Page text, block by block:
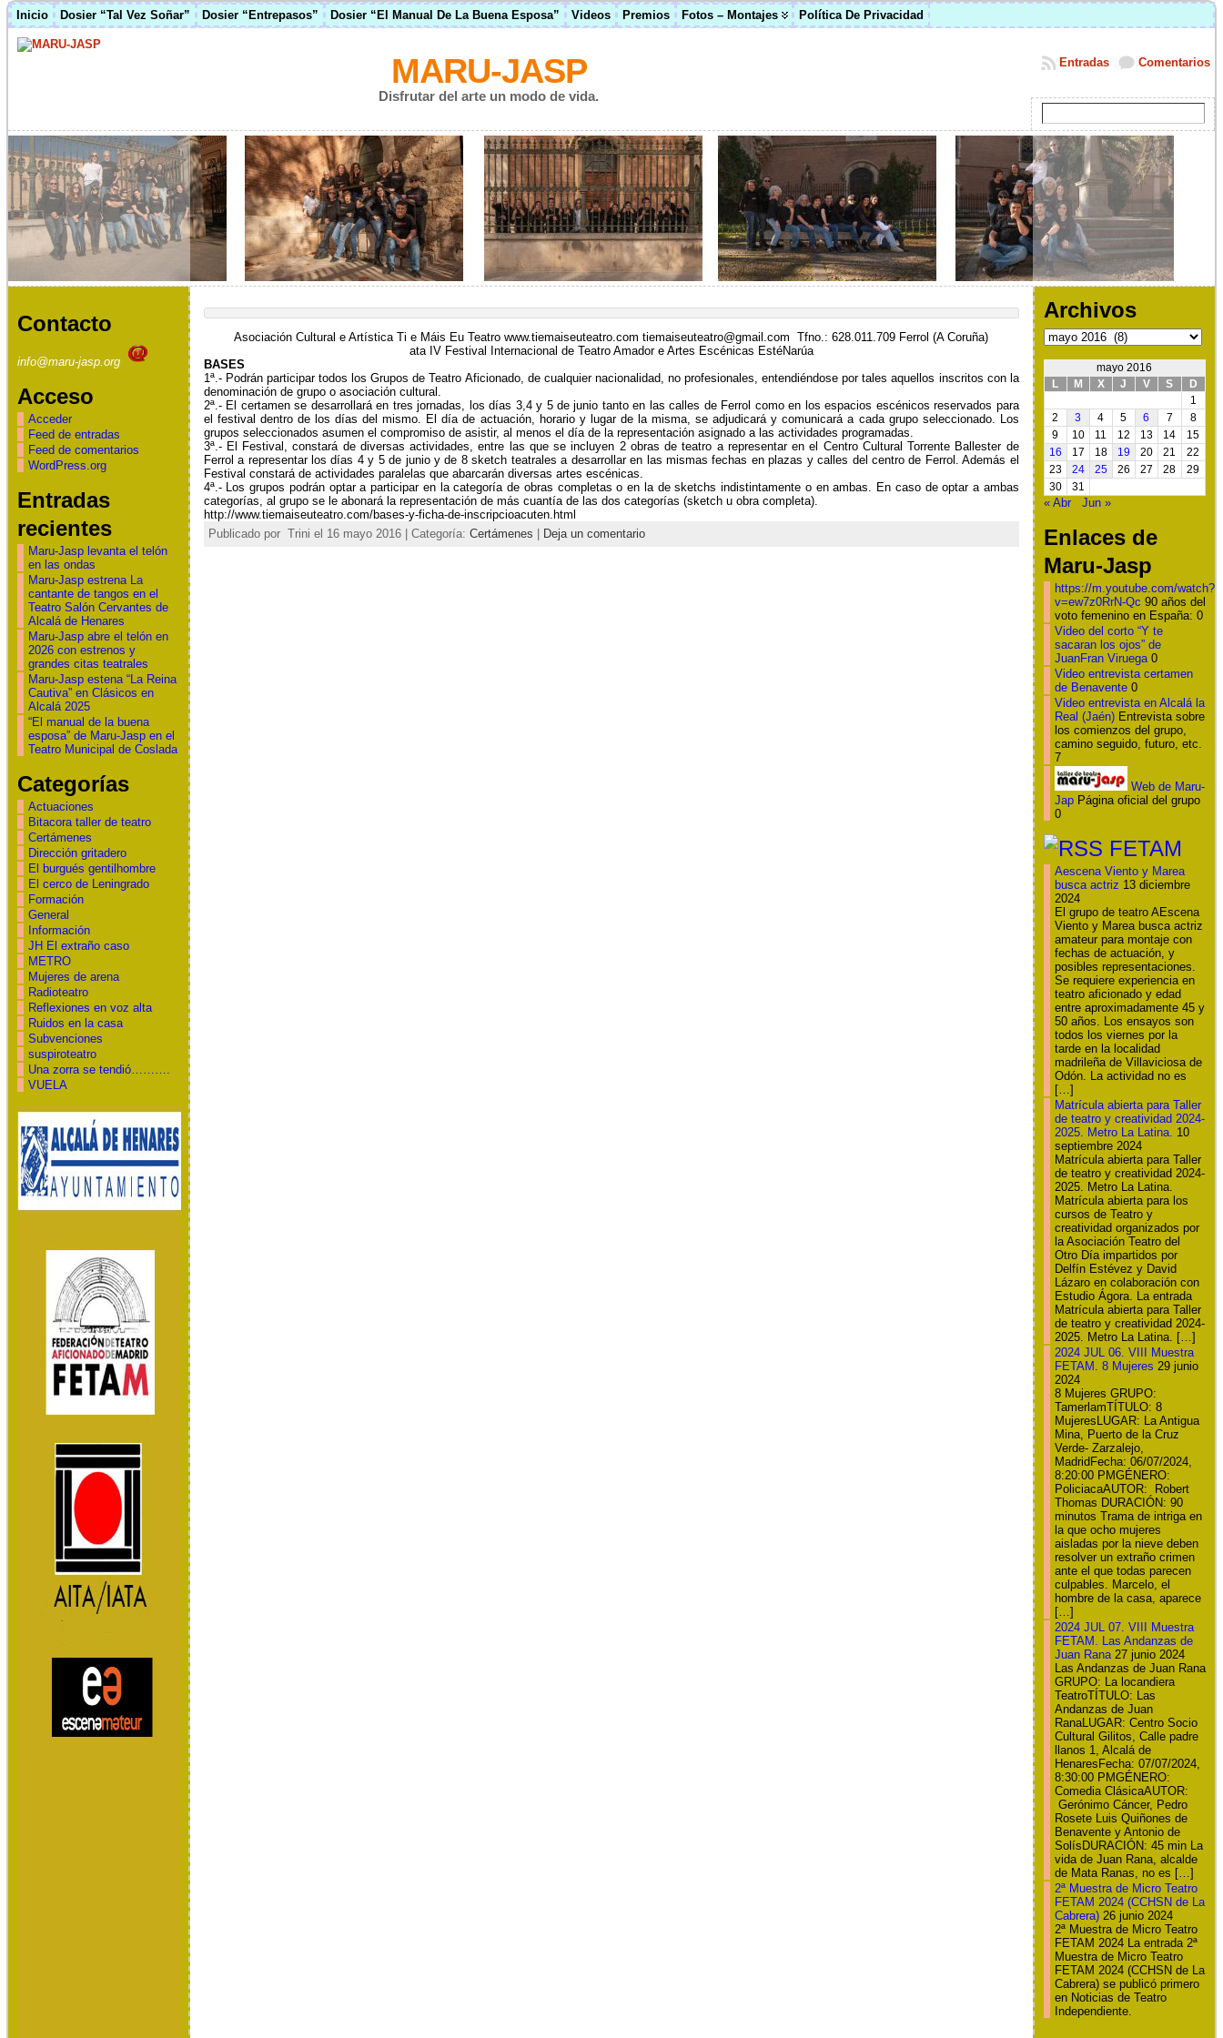
Inicio Dosier “Tal Vez Soñar” Dosier “Entrepasos” Dosier “El Manual De La Buena Esposa” Videos Premios Fotos – Montajes Política De Privacidad
MARU-JASP
Disfrutar del arte un modo de vida.
Comentarios
Entradas
Contacto
info@maru-jasp.org
Acceso
Acceder
Feed de entradas
Feed de comentarios
WordPress.org
Entradas
recientes
Maru-Jasp levanta el telón
en las ondas
Maru-Jasp estrena La
cantante de tangos en el
Teatro Salón Cervantes de
Alcalá de Henares
Maru-Jasp abre el telón en
2026 con estrenos y
grandes citas teatrales
Maru-Jasp estena “La Reina
Cautiva” en Clásicos en
Alcalá 2025
“El manual de la buena
esposa” de Maru-Jasp en el
Teatro Municipal de Coslada
Categorías
Actuaciones
Bitacora taller de teatro
Certámenes
Dirección gritadero
El burgués gentilhombre
El cerco de Leningrado
Formación
General
Información
JH El extraño caso
METRO
Mujeres de arena
Radioteatro
Reflexiones en voz alta
Ruidos en la casa
Subvenciones
suspiroteatro
Una zorra se tendió……….
VUELA
Asociación Cultural e Artística Ti e Máis Eu Teatrowww.tiemaiseuteatro.com tiemaiseuteatro@gmail.com Tfno.:628.011.709 Ferrol (A Coruña)
ata IV Festival Internacional de Teatro Amador e Artes Escénicas EstéNarúa
BASES
1ª.- Podrán participar todos los Grupos de Teatro Aficionado, de cualquier nacionalidad, no profesionales, entendiéndose por talesaquellos inscritos con la
denominación de grupo o asociación cultural.
2ª.- El certamen se desarrollaráen tres jornadas, los días 3, 4 y 5 de junio tanto en las calles de Ferrol como en los espacios escénicosreservados para
el festival dentro de los días del mismo. El día de actuación, horario y lugar de la misma, se adjudicará y comunicará a cada grupo seleccionado. Los
grupos seleccionados asumen el compromiso de asistir, al menos el día de la representación asignado a las actividades programadas.
3ª.- El Festival , constará de diversas actividades, entre las que seincluyen 2 obras de teatro a representar en el Centro CulturalTorrente Ballester de
Ferrol a representar los días 4 y 5 de junio y de 8 sketch teatrales a desarrollar en las mismas fechas en plazas ycalles del centro de Ferrol. Además el
Festival constará de actividades paralelas que abarcarán diversas artes escénicas.
4ª.- Los grupos podrán optaraparticipar en la categoría de obras completas o en la de sketchs indistintamente o en ambas. En caso de optar a ambas
categorías, al grupo se le abonará la representación de más cuantía de las dos categorías (sketch u obra completa).
http://www.tiemaiseuteatro.com/bases-y-ficha-de-inscripcioacuten.html
Publicado por Trini el 16 mayo 2016 | Categoría: Certámenes | Deja un comentario
Archivos
Archivos
mayo 2016
L
M X J V S
D
1
2
3 4 5 6 7
8
9
10 11 12 13 14
15
16
17 18 19 20 21
22
23
24 25 26 27 28
29
30
31
« Abr Jun »
Enlaces de
Maru-Jasp
https://m.youtube.com/watch?
v=ew7z0RrN-Qc 90 años del
voto femenino en España: 0
Video del corto “Y te
sacaran los ojos” de
JuanFran Viruega0
Video entrevista certamen
de Benavente0
Video entrevista en Alcalá la
Real (Jaén)Entrevista sobre
los comienzos del grupo,
camino seguido, futuro, etc.
7
Web de Maru-
JapPágina oficial del grupo
0
FETAM
Aescena Viento y Marea
busca actriz 13 diciembre
2024
El grupo de teatro AEscena
Viento y Marea busca actriz
amateur para montaje con
fechas de actuación, y
posibles representaciones.
Se requiere experiencia en
teatro aficionado y edad
entre aproximadamente 45 y
50 años. Los ensayos son
todos los viernes por la
tarde en la localidad
madrileña de Villaviciosa de
Odón. La actividad no es
[…]
Matrícula abierta para Taller
de teatro y creatividad 2024-
2025. Metro La Latina. 10
septiembre 2024
Matrícula abierta para Taller
de teatro y creatividad 2024-
2025. Metro La Latina.
Matrícula abierta para los
cursos de Teatro y
creatividad organizados por
la Asociación Teatro del
Otro Día impartidos por
Delfín Estévez y David
Lázaro en colaboración con
Estudio Ágora. La entrada
Matrícula abierta para Taller
de teatro y creatividad 2024-
2025. Metro La Latina. […]
2024 JUL 06. VIII Muestra
FETAM. 8 Mujeres 29 junio
2024
8 Mujeres GRUPO:
TamerlamTÍTULO: 8
MujeresLUGAR: La Antigua
Mina, Puerto de la Cruz
Verde- Zarzalejo,
MadridFecha: 06/07/2024,
8:20:00 PMGÉNERO:
PoliciacaAUTOR: Robert
Thomas DURACIÓN: 90
minutos Trama de intriga en
la que ocho mujeres
aisladas por la nieve deben
resolver un extraño crimen
ante el que todas parecen
culpables. Marcelo, el
hombre de la casa, aparece
[…]
2024 JUL 07. VIII Muestra
FETAM. Las Andanzas de
Juan Rana 27 junio 2024
Las Andanzas de Juan Rana
GRUPO: La locandiera
TeatroTÍTULO: Las
Andanzas de Juan
RanaLUGAR: Centro Socio
Cultural Gilitos, Calle padre
llanos 1, Alcalá de
HenaresFecha: 07/07/2024,
8:30:00 PMGÉNERO:
Comedia ClásicaAUTOR:
Gerónimo Cáncer, Pedro
Rosete Luis Quiñones de
Benavente y Antonio de
SolísDURACIÓN: 45 min La
vida de Juan Rana, alcalde
de Mata Ranas, no es […]
2ª Muestra de Micro Teatro
FETAM 2024 (CCHSN de La
Cabrera) 26 junio 2024
2ª Muestra de Micro Teatro
FETAM 2024 La entrada 2ª
Muestra de Micro Teatro
FETAM 2024 (CCHSN de La
Cabrera) se publicó primero
en Noticias de Teatro
Independiente.